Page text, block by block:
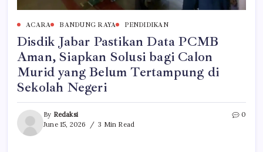
ACARA BANDUNG RAYA PENDIDIKAN
Disdik Jabar Pastikan Data PCMB
Aman, Siapkan Solusi bagi Calon
Murid yang Belum Tertampung di
Sekolah Negeri
By Redaksi
June 15, 2026
3 Min Read
0